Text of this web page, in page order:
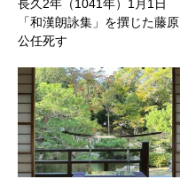
長久2年（1041年）1月1日
「和漢朗詠集」を撰じた藤原
公任死す